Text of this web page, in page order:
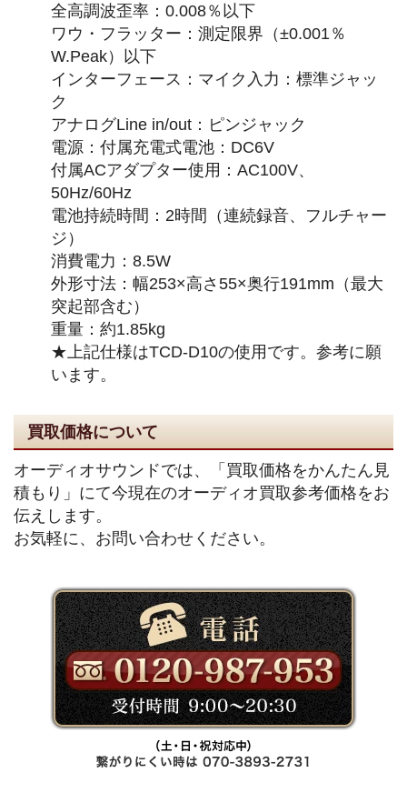
全高調波歪率：0.008％以下
ワウ・フラッター：測定限界（±0.001％
W.Peak）以下
インターフェース：マイク入力：標準ジャッ
ク
アナログLine in/out：ピンジャック
電源：付属充電式電池：DC6V
付属ACアダプター使用：AC100V、
50Hz/60Hz
電池持続時間：2時間（連続録音、フルチャー
ジ）
消費電力：8.5W
外形寸法：幅253×高さ55×奥行191mm（最大
突起部含む）
重量：約1.85kg
★上記仕様はTCD-D10の使用です。参考に願
います。
買取価格について
オーディオサウンドでは、「買取価格をかんたん見
積もり」にて今現在のオーディオ買取参考価格をお
伝えします。
お気軽に、お問い合わせください。